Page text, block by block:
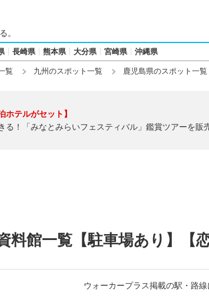
。
長崎県 熊本県 大分県 宮崎県 沖縄県
覧 九州のスポット一覧 鹿児島県のスポット一覧
ホテルがセット】
る！「みなとみらいフェスティバル」鑑賞ツアーを販
料館一覧【駐車場あり】【
ウォーカープラス掲載の駅・路